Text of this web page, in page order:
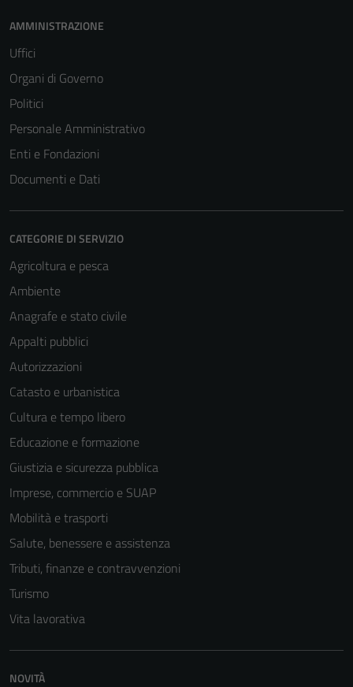
AMMINISTRAZIONE
Uffici
Organi di Governo
Politici
Personale Amministrativo
Enti e Fondazioni
Documenti e Dati
CATEGORIE DI SERVIZIO
Agricoltura e pesca
Ambiente
Anagrafe e stato civile
Appalti pubblici
Autorizzazioni
Catasto e urbanistica
Cultura e tempo libero
Educazione e formazione
Giustizia e sicurezza pubblica
Imprese, commercio e SUAP
Mobilità e trasporti
Salute, benessere e assistenza
Tributi, finanze e contravvenzioni
Turismo
Vita lavorativa
NOVITÀ